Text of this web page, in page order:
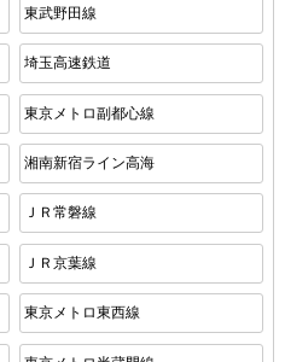
東武野田線
埼玉高速鉄道
東京メトロ副都心線
湘南新宿ライン高海
ＪＲ常磐線
ＪＲ京葉線
東京メトロ東西線